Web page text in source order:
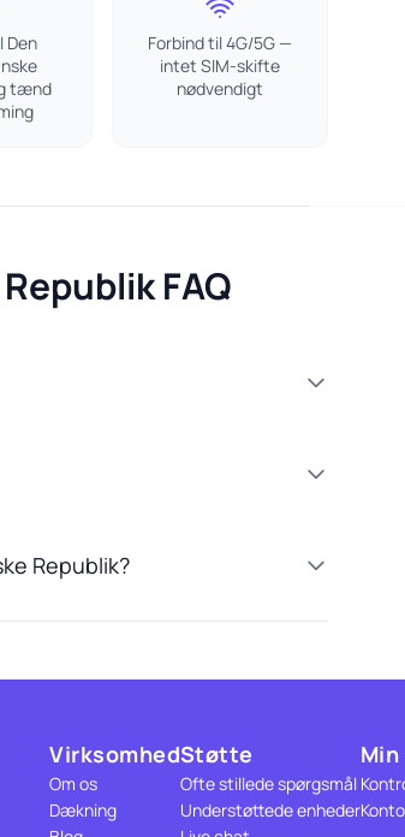
Den
tænd
Forbind til 4G/5G —
intet SIM-skifte
nødvendigt
FAQ
Republik?
Virksomhed
Om os
Dækning
Støtte
Ofte stillede spørgsmål
Understøttede enhederKonto